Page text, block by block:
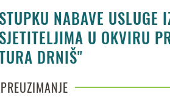
NABAVE USLUGE
U OKVIRU
DRNIŠ"